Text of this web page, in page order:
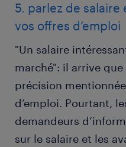
5. parlez de salaire
vos offres d’emploi
"Un salaire
marché": il arrive
précision
d’emploi. Pourtant,
demandeurs
sur le salaire et les